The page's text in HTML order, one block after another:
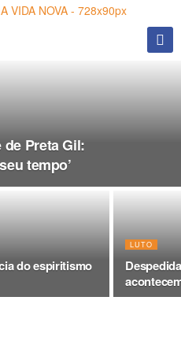
Preta Gil:
tempo’
do espiritismo
LUTO